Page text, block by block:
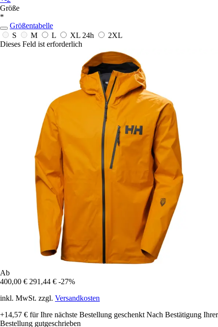
Größe
*
Größentabelle
S
M L XL 24h
2XL
Dieses Feld ist erforderlich
Ab
400,00 € 291,44 € -27%
inkl. MwSt. zzgl. Versandkosten
+14,57 € für Ihre nächste Bestellung geschenkt Nach Bestätigung Ihrer
Bestellung gutgeschrieben